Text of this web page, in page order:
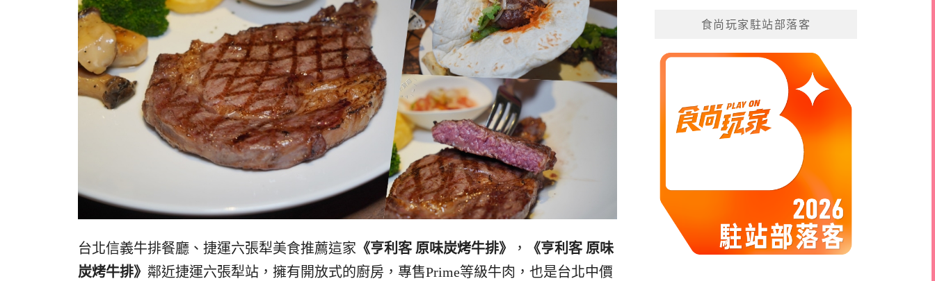
台北信義牛排餐廳、捷運六張犁美食推薦這家 《亨利客 原味炭烤牛排》 ，
《亨利客 原味
炭烤牛排》 鄰近捷運六張犁站，擁有開放式的廚房，專售Prime等級牛肉，也是台北中價
食尚玩家駐站部落客